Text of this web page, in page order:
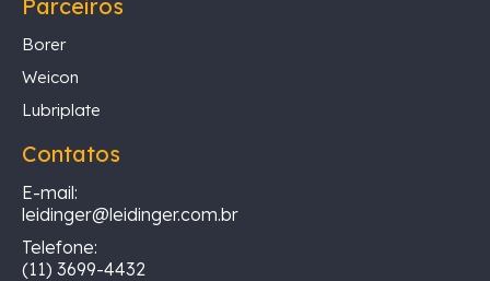
Parceiros
Borer
Weicon
Lubriplate
Contatos
E-mail:
leidinger@leidinger.com.br
Telefone:
(11) 3699-4432